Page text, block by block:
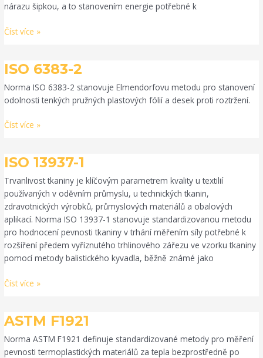
nárazu šipkou, a to stanovením energie potřebné k
Číst více »
ISO 6383-2
Norma ISO 6383-2 stanovuje Elmendorfovu metodu pro stanovení
odolnosti tenkých pružných plastových fólií a desek proti roztržení.
ISO
2
Číst více »
ISO 13937-1
Trvanlivost tkaniny je klíčovým parametrem kvality u textilií
používaných v oděvním průmyslu, u technických tkanin,
zdravotnických výrobků, průmyslových materiálů a obalových
aplikací. Norma ISO 13937-1 stanovuje standardizovanou metodu
pro hodnocení pevnosti tkaniny v trhání měřením síly potřebné k
rozšíření předem vyříznutého trhlinového zářezu ve vzorku tkaniny
pomocí metody balistického kyvadla, běžně známé jako
ISO
1
Číst více »
ASTM F1921
Norma ASTM F1921 definuje standardizované metody pro měření
pevnosti termoplastických materiálů za tepla bezprostředně po
ASTM